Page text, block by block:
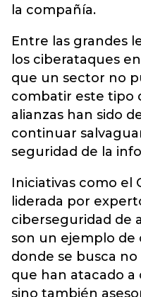
la compañía.
Entre las grandes
los ciberataques
que un sector no
combatir este tipo
alianzas han sido
continuar
seguridad de la
Iniciativas como el
liderada por
ciberseguridad de
son un ejemplo
donde se busca
que han atacado a
sino también